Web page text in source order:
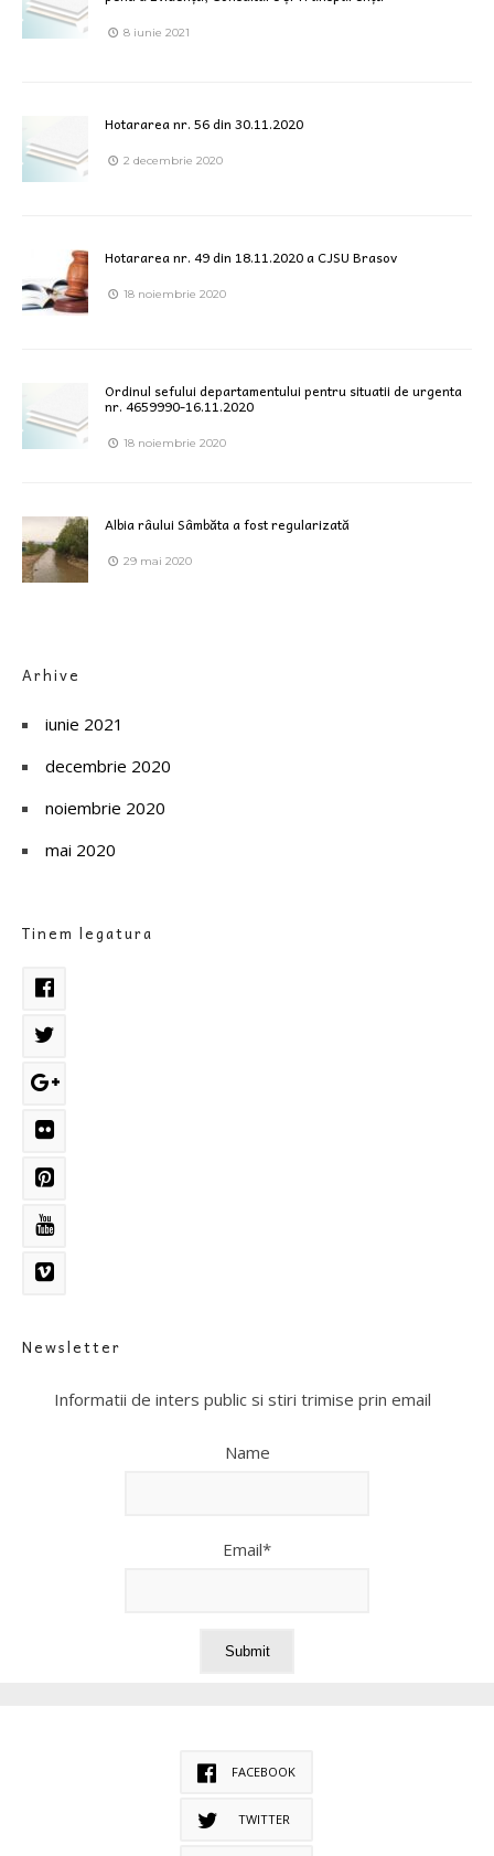
8 iunie 2021
Hotararea nr. 56 din 30.11.2020
2 decembrie 2020
Hotararea nr. 49 din 18.11.2020 a CJSU Brasov
18 noiembrie 2020
Ordinul sefului departamentului pentru situatii de urgenta
nr. 4659990-16.11.2020
18 noiembrie 2020
Albia râului Sâmbăta a fost regularizată
29 mai 2020
Arhive
iunie 2021
decembrie 2020
noiembrie 2020
mai 2020
Tinem legatura
Newsletter
Informatii de inters public si stiri trimise prin email
Name
Email*
FACEBOOK
TWITTER